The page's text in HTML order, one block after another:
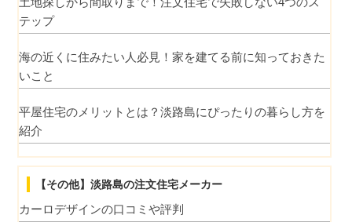
テップ
海の近くに住みたい人必見！家を建てる前に知っておきた
いこと
平屋住宅のメリットとは？淡路島にぴったりの暮らし方を
紹介
【その他】淡路島の注文住宅メーカー
カーロデザインの口コミや評判